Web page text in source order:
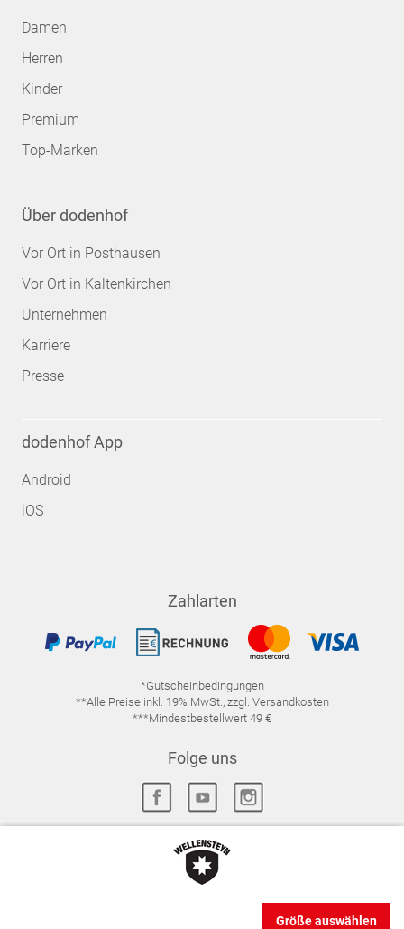
Größe auswählen
Damen
Herren
Kinder
Premium
Top-Marken
Über dodenhof
Vor Ort in Posthausen
Vor Ort in Kaltenkirchen
Unternehmen
Karriere
Presse
dodenhof App
Android
iOS
Zahlarten
*Gutscheinbedingungen
**Alle Preise inkl. 19% MwSt., zzgl. Versandkosten
***Mindestbestellwert 49 €
Folge uns
DATENSCHUTZ
WIDERRUFSRECHT